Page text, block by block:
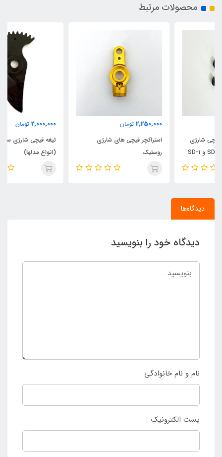
محصولات مرتبط
استراکچر قیچی های شارژی
روستیک
تیغه قیچی شارژی سوآن سافت
دیدگاه‌ها
دیدگاه خود را بنویسید
نام و نام خانوادگی
پست الکترونیک